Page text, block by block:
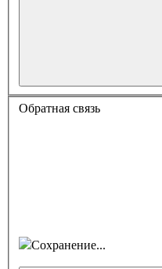
Обратная связь
Сохранение...